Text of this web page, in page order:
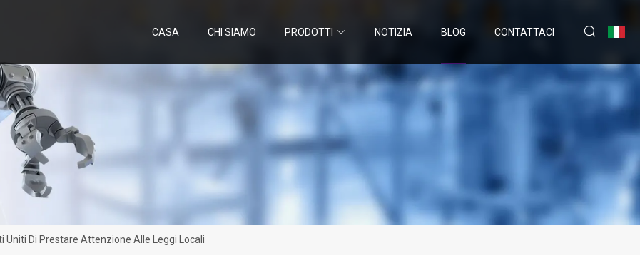
CASA CHI SIAMO PRODOTTI NOTIZIA BLOG CONTATTACI
Uniti Di Prestare Attenzione Alle Leggi Locali